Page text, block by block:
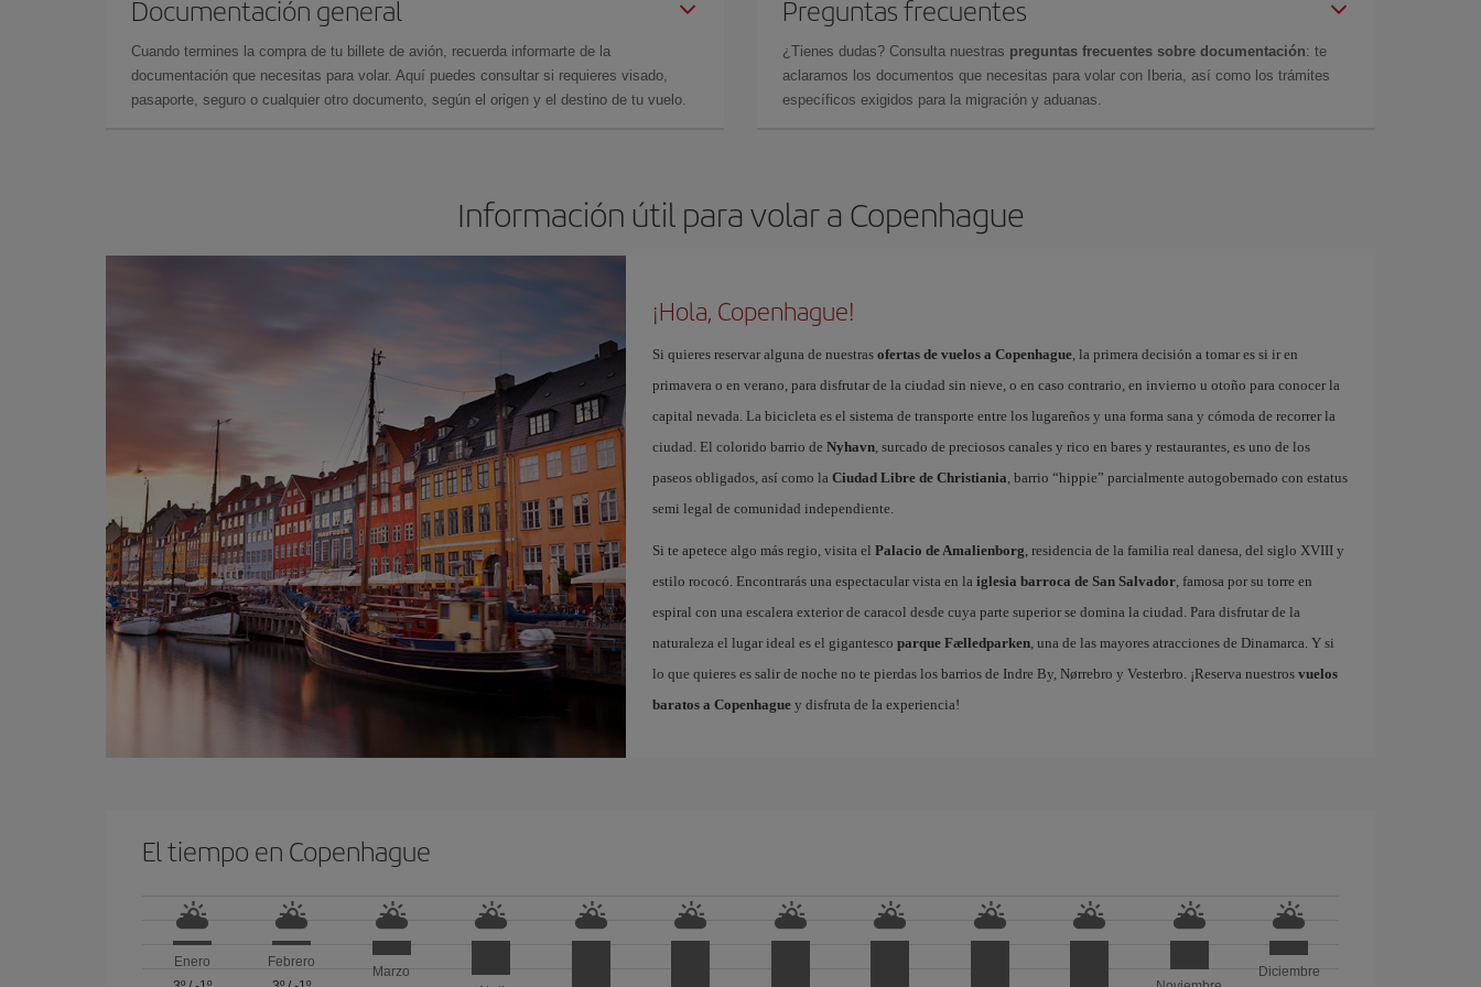
Documentación general
Cuando termines la compra de tu billete de avión, recuerda informarte de la
documentación que necesitas para volar. Aquí puedes consultar si requieres visado,
pasaporte, seguro o cualquier otro documento, según el origen y el destino de tu vuelo.
Preguntas frecuentes
¿Tienes dudas? Consulta nuestras preguntas frecuentes sobre documentación: te
aclaramos los documentos que necesitas para volar con Iberia, así como los trámites
específicos exigidos para la migración y aduanas.
Información útil para volar a Copenhague
¡Hola, Copenhague!
Si quieres reservar alguna de nuestras ofertas de vuelos a Copenhague, la primera decisión a tomar es si ir en
primavera o en verano, para disfrutar de la ciudad sin nieve, o en caso contrario, en invierno u otoño para conocer la
capital nevada. La bicicleta es el sistema de transporte entre los lugareños y una forma sana y cómoda de recorrer la
ciudad. El colorido barrio de Nyhavn, surcado de preciosos canales y rico en bares y restaurantes, es uno de los
paseos obligados, así como la Ciudad Libre de Christiania, barrio “hippie” parcialmente autogobernado con estatus
semi legal de comunidad independiente.
Si te apetece algo más regio, visita el Palacio de Amalienborg, residencia de la familia real danesa, del siglo XVIII y
estilo rococó. Encontrarás una espectacular vista en la iglesia barroca de San Salvador, famosa por su torre en
espiral con una escalera exterior de caracol desde cuya parte superior se domina la ciudad. Para disfrutar de la
naturaleza el lugar ideal es el gigantesco parque Fælledparken, una de las mayores atracciones de Dinamarca. Y si
lo que quieres es salir de noche no te pierdas los barrios de Indre By, Nørrebro y Vesterbro. ¡Reserva nuestros vuelos
baratos a Copenhaguey disfruta de la experiencia!
El tiempo en Copenhague
Enero
Febrero
Marzo
Diciembre